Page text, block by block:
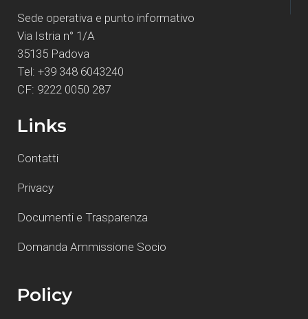
Sede operativa e punto informativo
Via Istria n° 1/A
35135 Padova
Tel: +39 348 6043240
CF: 9222 0050 287
Links
Contatti
Privacy
Documenti e Trasparenza
Domanda Ammissione Socio
Policy